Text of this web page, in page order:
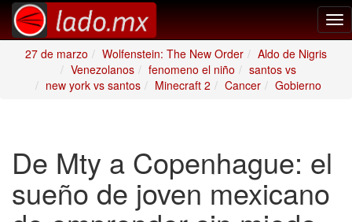
27 de marzo
Wolfenstein: The New Order
Aldo de Nigris
Venezolanos
fenomeno el niño
santos vs
new york vs santos
Minecraft 2 Cancer Gobierno
De Mty a Copenhague: el
sueño de joven mexicano